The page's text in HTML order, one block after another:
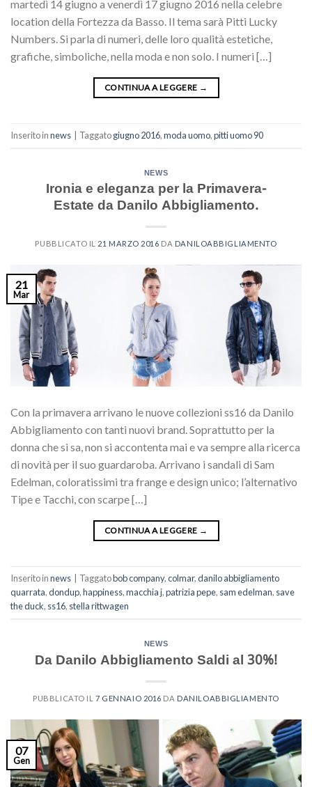
martedì 14 giugno a venerdì 17 giugno 2016 nella celebre
location della Fortezza da Basso. Il tema sarà Pitti Lucky
Numbers. Si parla di numeri, delle loro qualità estetiche,
grafiche, simboliche, nella moda e non solo. I numeri […]
CONTINUA A LEGGERE →
Inserito innews Taggatogiugno 2016,moda uomo,pitti uomo 90
NEWS
Ironia e eleganza per la Primavera-
Estate da Danilo Abbigliamento.
PUBBLICATO IL 21 MARZO 2016 DA DANILOABBIGLIAMENTO
21
Mar
Con la primavera arrivano le nuove collezioni ss16 da Danilo
Abbigliamento con tanti nuovi brand. Soprattutto per la
donna che si sa, non si accontenta mai e va sempre alla ricerca
di novità per il suo guardaroba. Arrivano i sandali di Sam
Edelman, coloratissimi tra frange e design unico; l’alternativo
Tipe e Tacchi, con scarpe […]
CONTINUA A LEGGERE →
Inserito innews Taggatobob company,colmar,danilo abbigliamento
quarrata,dondup,happiness,macchia j,patrizia pepe, sam edelman, save
the duck, ss16, stella rittwagen
NEWS
Da Danilo Abbigliamento Saldi al 30%!
PUBBLICATO IL7 GENNAIO 2016 DA DANILOABBIGLIAMENTO
07
Gen